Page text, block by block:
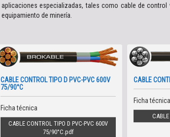
aplicaciones especializadas, tales como cable de control
equipamiento de minería.
CABLE CONTROL TIPO D PVC-PVC 600V
75/90°C
Ficha técnica
CABLE CONTROL TIPO D PVC-PVC 600V
75/90°C
CABLE
Ficha técnica